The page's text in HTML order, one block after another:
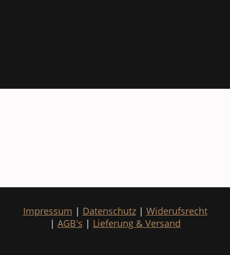
Impressum | Datenschutz| Widerufsrecht
| AGB's | Lieferung & Versand